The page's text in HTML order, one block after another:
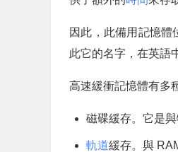
因此，此備用記憶體
此它的名字，在英語
高速緩衝記憶體有多
磁碟緩存。它是
軌道緩存。與